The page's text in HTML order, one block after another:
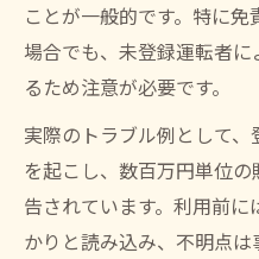
ことが一般的です。特に
場合でも、未登録運転者
るため注意が必要です。
実際のトラブル例として
を起こし、数百万円単位
告されています。利用前
かりと読み込み、不明点